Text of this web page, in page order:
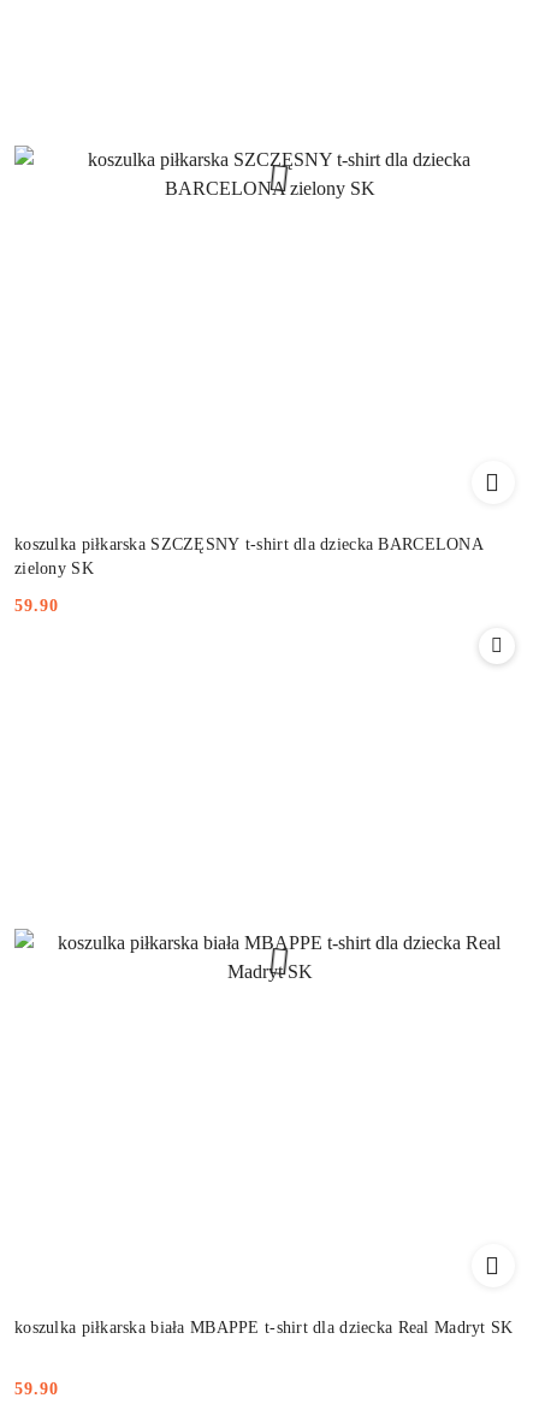
koszulka piłkarska SZCZĘSNY t-shirt dla dziecka BARCELONA
zielony SK
Cena:
59.90
koszulka piłkarska biała MBAPPE t-shirt dla dziecka Real Madryt SK
59.90